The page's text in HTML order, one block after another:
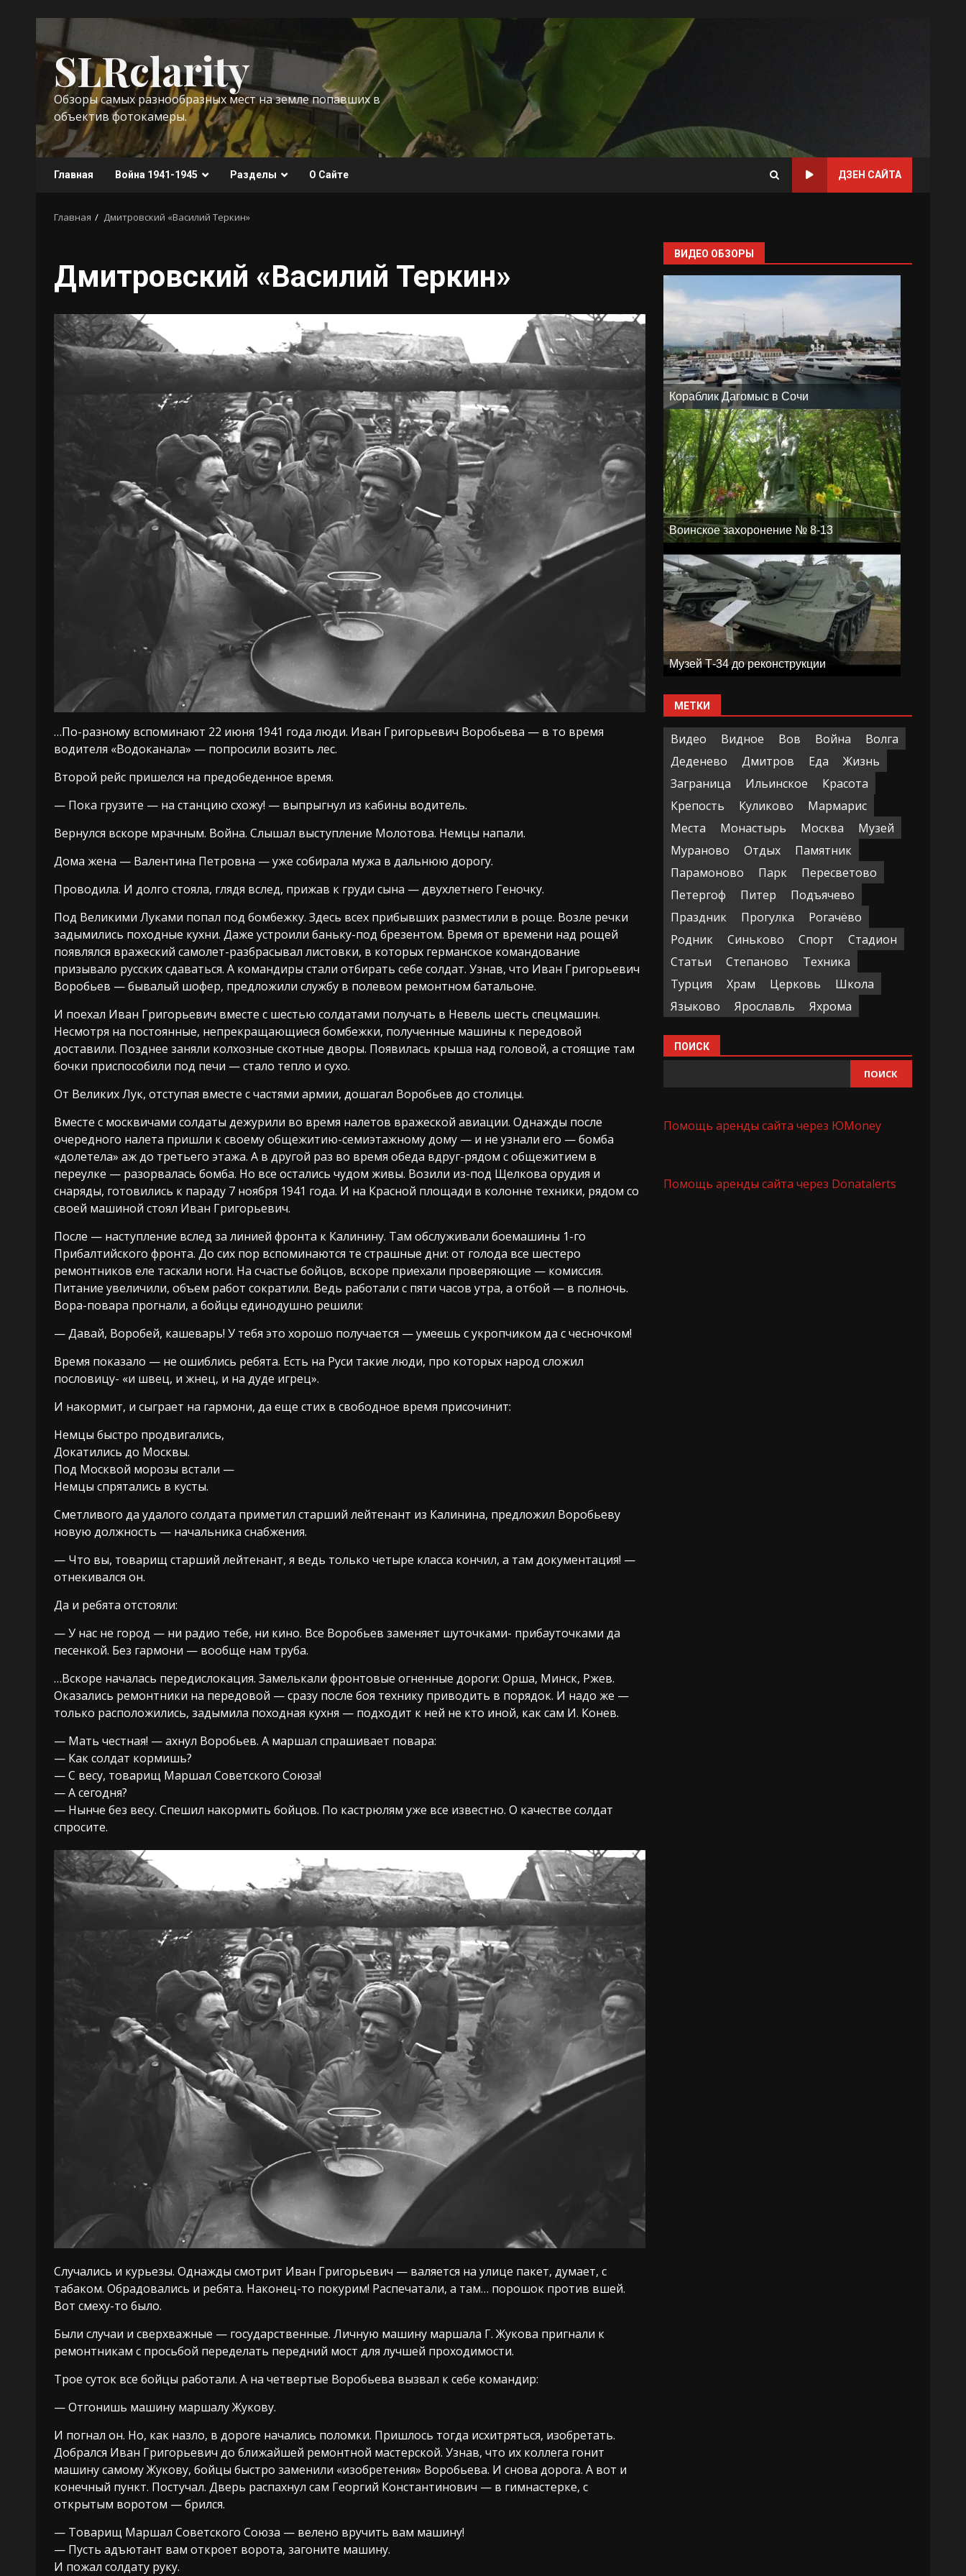
к
содержимому
SLRclarity
Обзоры самых разнообразных мест на земле попавших в
объектив фотокамеры.
Главная Война 1941-1945 Разделы О Сайте ДЗЕН САЙТА
Главная Дмитровский «Василий Теркин»
Дмитровский «Василий Теркин»
…По-разному вспоминают 22 июня 1941 года люди. Иван Григорьевич Воробьева — в то время
водителя «Водоканала» — попросили возить лес.
Второй рейс пришелся на предобеденное время.
— Пока грузите — на станцию схожу! — выпрыгнул из кабины водитель.
Вернулся вскоре мрачным. Война. Слышал выступление Молотова. Немцы напали.
Дома жена — Валентина Петровна — уже собирала мужа в дальнюю дорогу.
Проводила. И долго стояла, глядя вслед, прижав к груди сына — двухлетнего Геночку.
Под Великими Луками попал под бомбежку. Здесь всех прибывших разместили в роще. Возле речки
задымились походные кухни. Даже устроили баньку-под брезентом. Время от времени над рощей
появлялся вражеский самолет-разбрасывал листовки, в которых германское командование
призывало русских сдаваться. А командиры стали отбирать себе солдат. Узнав, что Иван Григорьевич
Воробьев — бывалый шофер, предложили службу в полевом ремонтном батальоне.
И поехал Иван Григорьевич вместе с шестью солдатами получать в Невель шесть спецмашин.
Несмотря на постоянные, непрекращающиеся бомбежки, полученные машины к передовой
доставили. Позднее заняли колхозные скотные дворы. Появилась крыша над головой, а стоящие там
бочки приспособили под печи — стало тепло и сухо.
От Великих Лук, отступая вместе с частями армии, дошагал Воробьев до столицы.
Вместе с москвичами солдаты дежурили во время налетов вражеской авиации. Однажды после
очередного налета пришли к своему общежитию-семиэтажному дому — и не узнали его — бомба
«долетела» аж до третьего этажа. А в другой раз во время обеда вдруг-рядом с общежитием в
переулке — разорвалась бомба. Но все остались чудом живы. Возили из-под Щелкова орудия и
снаряды, готовились к параду 7 ноября 1941 года. И на Красной площади в колонне техники, рядом со
своей машиной стоял Иван Григорьевич.
После — наступление вслед за линией фронта к Калинину. Там обслуживали боемашины 1-го
Прибалтийского фронта. До сих пор вспоминаются те страшные дни: от голода все шестеро
ремонтников еле таскали ноги. На счастье бойцов, вскоре приехали проверяющие — комиссия.
Питание увеличили, объем работ сократили. Ведь работали с пяти часов утра, а отбой — в полночь.
Вора-повара прогнали, а бойцы единодушно решили:
— Давай, Воробей, кашеварь! У тебя это хорошо получается — умеешь с укропчиком да с чесночком!
Время показало — не ошиблись ребята. Есть на Руси такие люди, про которых народ сложил
пословицу- «и швец, и жнец, и на дуде игрец».
И накормит, и сыграет на гармони, да еще стих в свободное время присочинит:
Немцы быстро продвигались,
Докатились до Москвы.
Под Москвой морозы встали —
Немцы спрятались в кусты.
Сметливого да удалого солдата приметил старший лейтенант из Калинина, предложил Воробьеву
новую должность — начальника снабжения.
— Что вы, товарищ старший лейтенант, я ведь только четыре класса кончил, а там документация! —
отнекивался он.
Да и ребята отстояли:
— У нас не город — ни радио тебе, ни кино. Все Воробьев заменяет шуточками- прибауточками да
песенкой. Без гармони — вообще нам труба.
…Вскоре началась передислокация. Замелькали фронтовые огненные дороги: Орша, Минск, Ржев.
Оказались ремонтники на передовой — сразу после боя технику приводить в порядок. И надо же —
только расположились, задымила походная кухня — подходит к ней не кто иной, как сам И. Конев.
— Мать честная! — ахнул Воробьев. А маршал спрашивает повара:
— Как солдат кормишь?
— С весу, товарищ Маршал Советского Союза!
— А сегодня?
— Нынче без весу. Спешил накормить бойцов. По кастрюлям уже все известно. О качестве солдат
спросите.
Случались и курьезы. Однажды смотрит Иван Григорьевич — валяется на улице пакет, думает, с
табаком. Обрадовались и ребята. Наконец-то покурим! Распечатали, а там… порошок против вшей.
Вот смеху-то было.
Были случаи и сверхважные — государственные. Личную машину маршала Г. Жукова пригнали к
ремонтникам с просьбой переделать передний мост для лучшей проходимости.
Трое суток все бойцы работали. А на четвертые Воробьева вызвал к себе командир:
— Отгонишь машину маршалу Жукову.
И погнал он. Но, как назло, в дороге начались поломки. Пришлось тогда исхитряться, изобретать.
Добрался Иван Григорьевич до ближайшей ремонтной мастерской. Узнав, что их коллега гонит
машину самому Жукову, бойцы быстро заменили «изобретения» Воробьева. И снова дорога. А вот и
конечный пункт. Постучал. Дверь распахнул сам Георгий Константинович — в гимнастерке, с
открытым воротом — брился.
— Товарищ Маршал Советского Союза — велено вручить вам машину!
— Пусть адъютант вам откроет ворота, загоните машину.
И пожал солдату руку.
ВИДЕО ОБЗОРЫ
Кораблик Дагомыс в Сочи
Воинское захоронение № 8-13
Музей Т-34 до реконструкции
МЕТКИ
Видео Видное Вов Война
Волга
Деденево
Дмитров Еда
Жизнь
Заграница
Ильинское
Красота
Крепость
Куликово
Мармарис
Места
Монастырь Москва
Музей
Мураново
Отдых
Памятник
Парамоново
Парк
Пересветово
Петергоф
Питер
Подъячево
Праздник
Прогулка
Рогачёво
Родник
Синьково Спорт
Стадион
Статьи
Степаново
Техника
Турция
Храм Церковь
Школа
Языково
Ярославль Яхрома
ПОИСК
ПОИСК
Помощь аренды сайта через ЮMoney
Помощь аренды сайта через Donatalerts